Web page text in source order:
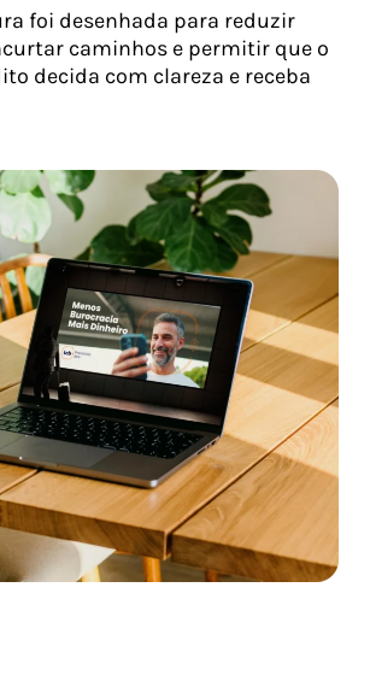
foi desenhada para reduzir
caminhos e permitir que o
decida com clareza e receba